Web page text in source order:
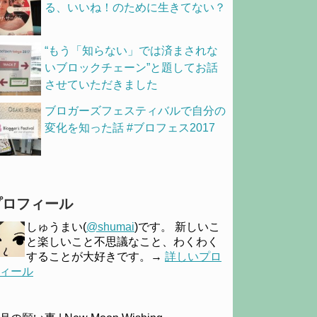
る、いいね！のために生きてない？
“もう「知らない」では済まされな
いブロックチェーン”と題してお話
させていただきました
ブロガーズフェスティバルで自分の
変化を知った話 #ブロフェス2017
フィール
しゅうまい(@shumai)です。 新しいこ
と楽しいこと不思議なこと、わくわく
することが大好きです。→ 詳しいプロ
ール